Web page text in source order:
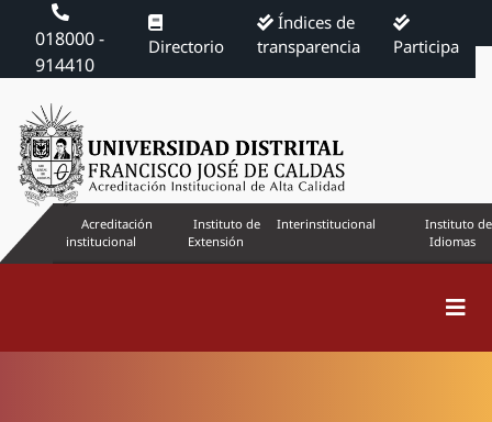
018000 -
914410
Directorio
Índices de
transparencia
Participa
Acreditación
institucional
Instituto de
Extensión
Interinstitucional
Instituto de
Idiomas